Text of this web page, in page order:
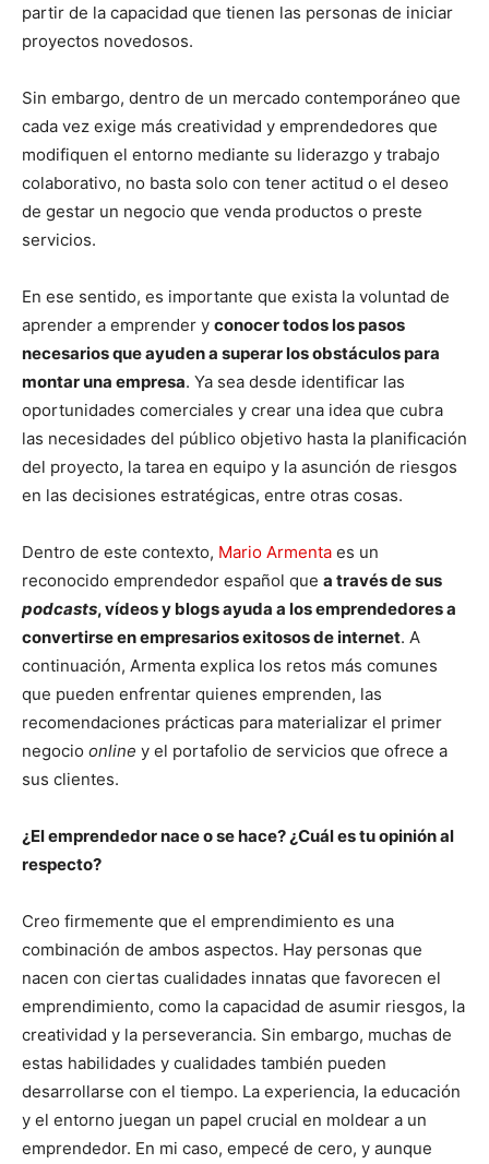
partir de la capacidad que tienen las personas de iniciar
proyectos novedosos.
Sin embargo, dentro de un mercado contemporáneo que
cada vez exige más creatividad y emprendedores que
modifiquen el entorno mediante su liderazgo y trabajo
colaborativo, no basta solo con tener actitud o el deseo
de gestar un negocio que venda productos o preste
servicios.
En ese sentido, es importante que exista la voluntad de
aprender a emprender y conocer todos los pasos
necesarios que ayuden a superar los obstáculos para
montar una empresa. Ya sea desde identificar las
oportunidades comerciales y crear una idea que cubra
las necesidades del público objetivo hasta la planificación
del proyecto, la tarea en equipo y la asunción de riesgos
en las decisiones estratégicas, entre otras cosas.
Dentro de este contexto, Mario Armenta es un
reconocido emprendedor español que a través de sus
podcasts, vídeos y blogs ayuda a los emprendedores a
convertirse en empresarios exitosos de internet. A
continuación, Armenta explica los retos más comunes
que pueden enfrentar quienes emprenden, las
recomendaciones prácticas para materializar el primer
negocio online y el portafolio de servicios que ofrece a
sus clientes.
¿El emprendedor nace o se hace? ¿Cuál es tu opinión al
respecto?
Creo firmemente que el emprendimiento es una
combinación de ambos aspectos. Hay personas que
nacen con ciertas cualidades innatas que favorecen el
emprendimiento, como la capacidad de asumir riesgos, la
creatividad y la perseverancia. Sin embargo, muchas de
estas habilidades y cualidades también pueden
desarrollarse con el tiempo. La experiencia, la educación
y el entorno juegan un papel crucial en moldear a un
emprendedor. En mi caso, empecé de cero, y aunque